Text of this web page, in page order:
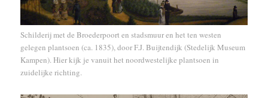
Schilderij met de Broederpoort en stadsmuur en het ten westen
gelegen plantsoen (ca. 1835), door F.J. Buijtendijk (Stedelijk Museum
Kampen). Hier kijk je vanuit het noordwestelijke plantsoen in
zuidelijke richting.